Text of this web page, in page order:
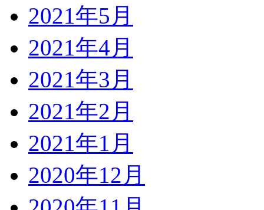
2021年5月
2021年4月
2021年3月
2021年2月
2021年1月
2020年12月